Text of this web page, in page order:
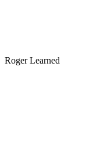
Roger Learned